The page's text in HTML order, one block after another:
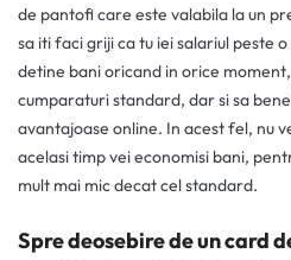
de pantofi care este valabila la un
sa iti faci griji ca tu iei salariul peste
detine bani oricand in orice
cumparaturi standard, dar si sa
avantajoase online. In acest fel, nu
acelasi timp vei economisi bani,
mult mai mic decat cel standard.
Spre deosebire de un card